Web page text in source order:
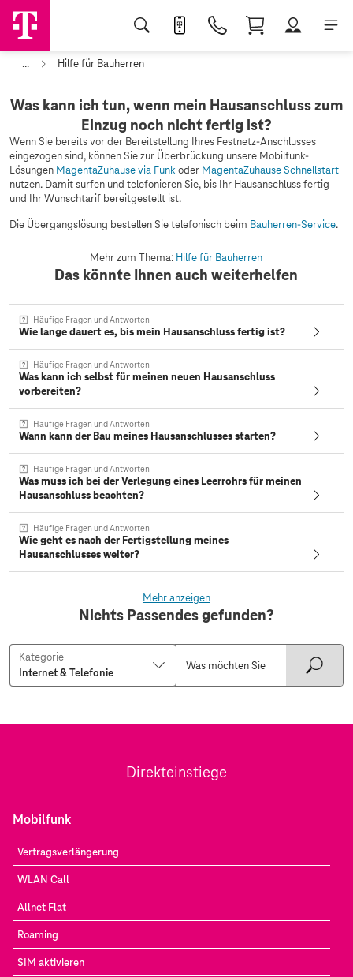
... Hilfe für Bauherren
Was kann ich tun, wenn mein Hausanschluss zum
Einzug noch nicht fertig ist?
Wenn Sie bereits vor der Bereitstellung Ihres Festnetz-Anschlusses
eingezogen sind, können Sie zur Überbrückung unsere Mobilfunk-
Lösungen MagentaZuhause via Funk oder MagentaZuhause Schnellstart
nutzen. Damit surfen und telefonieren Sie, bis Ihr Hausanschluss fertig
und Ihr Wunschtarif bereitgestellt ist.
Die Übergangslösung bestellen Sie telefonisch beim Bauherren-Service.
Mehr zum Thema: Hilfe für Bauherren
Das könnte Ihnen auch weiterhelfen
Häufige Fragen und Antworten
Wie lange dauert es, bis mein Hausanschluss fertig ist?
Häufige Fragen und Antworten
Was kann ich selbst für meinen neuen Hausanschluss
vorbereiten?
Häufige Fragen und Antworten
Wann kann der Bau meines Hausanschlusses starten?
Häufige Fragen und Antworten
Was muss ich bei der Verlegung eines Leerrohrs für meinen
Hausanschluss beachten?
Häufige Fragen und Antworten
Wie geht es nach der Fertigstellung meines
Hausanschlusses weiter?
Mehr anzeigen
Nichts Passendes gefunden?
Kategorie
Direkteinstiege
Mobilfunk
Vertragsverlängerung
WLAN Call
Allnet Flat
Roaming
SIM aktivieren